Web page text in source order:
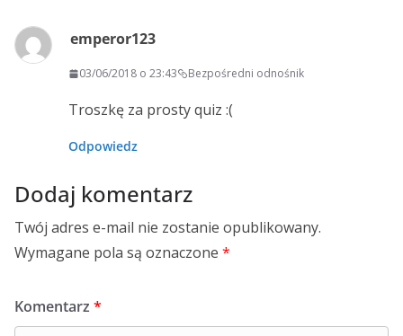
emperor123
03/06/2018 o 23:43 Bezpośredni odnośnik
Troszkę za prosty quiz :(
Odpowiedz
Dodaj komentarz
Twój adres e-mail nie zostanie opublikowany.
Wymagane pola są oznaczone *
Komentarz *